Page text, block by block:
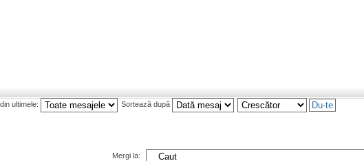
ultimele: Sortează după
Mergi la: